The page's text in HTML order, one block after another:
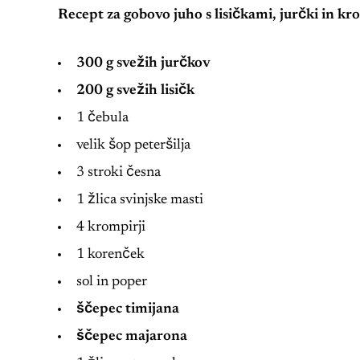
Recept za gobovo juho s lisičkami, jurčki in
300 g svežih jurčkov
200 g svežih lisičk
1 čebula
velik šop peteršilja
3 stroki česna
1 žlica svinjske masti
4 krompirji
1 korenček
sol in poper
ščepec timijana
ščepec majarona